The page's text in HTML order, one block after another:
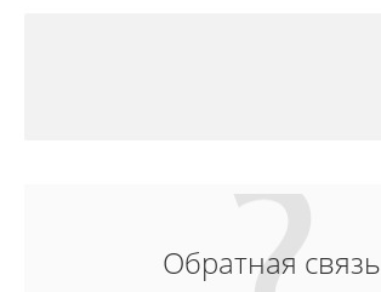
Обратная связь